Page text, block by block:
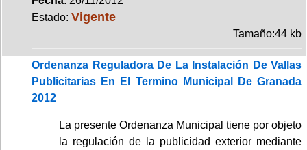
Estado: Vigente
Tamaño:44 kb
Ordenanza Reguladora De La Instalación De Vallas
Publicitarias En El Termino Municipal De Granada
2012
La presente Ordenanza Municipal tiene por objeto
la regulación de la publicidad exterior mediante